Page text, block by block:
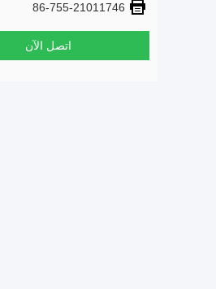
86-755-21011746
اتصل الآن